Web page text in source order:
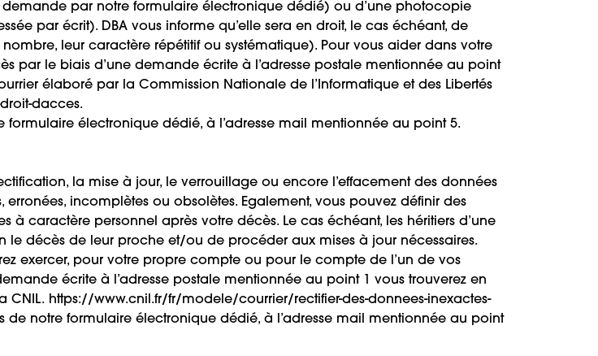
par notre formulaire électronique dédié) ou d’une photocopie
par écrit). DBA vous informe qu’elle sera en droit, le cas échéant, de
leur caractère répétitif ou systématique). Pour vous aider dans votre
par le biais d’une demande écrite à l’adresse postale mentionnée au point
élaboré par la Commission Nationale de l’Informatique et des Libertés
dacces.
électronique dédié, à l’adresse mail mentionnée au point 5.
la mise à jour, le verrouillage ou encore l’effacement des données
incomplètes ou obsolètes. Egalement, vous pouvez définir des
à caractère personnel après votre décès. Le cas échéant, les héritiers d’une
décès de leur proche et/ou de procéder aux mises à jour nécessaires.
exercer, pour votre propre compte ou pour le compte de l’un de vos
écrite à l’adresse postale mentionnée au point 1 vous trouverez en
CNIL. https://www.cnil.fr/fr/modele/courrier/rectifier-des-donnees-inexactes-
de notre formulaire électronique dédié, à l’adresse mail mentionnée au point